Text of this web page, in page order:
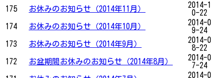
175
お休みのお知らせ（2014年11月）
2014-1
0-22
174
お休みのお知らせ（2014年10月）
2014-0
9-24
173
お休みのお知らせ（2014年9月）
2014-0
8-22
172
お盆期間お休みのお知らせ（2014年8月）
2014-0
7-24
2014-0